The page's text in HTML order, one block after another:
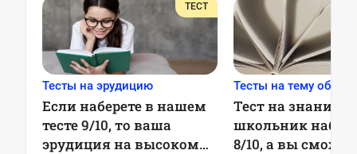
ТЕСТ
Тесты на эрудицию
Если наберете в нашем
тесте 9/10, то ваша
эрудиция на высоком
Тесты на тему
Тест на знания:
школьник
8/10, а вы